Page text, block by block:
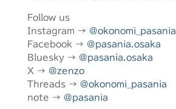
Follow us
Instagram → @okonomi_pasania
Facebook → @pasania.osaka
Bluesky → @pasania.osaka
X → @zenzo
Threads → @okonomi_pasania
note → @pasania